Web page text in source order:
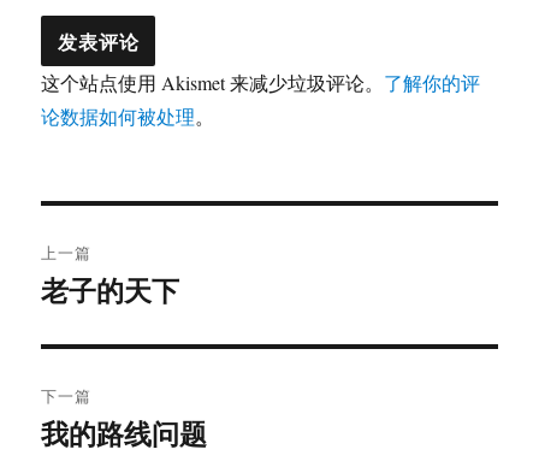
这个站点使用 Akismet 来减少垃圾评论。 了解你的评
论数据如何被处理。
章
航
上一篇
上
文
章：
老子的天下
下一篇
下
我的路线问题